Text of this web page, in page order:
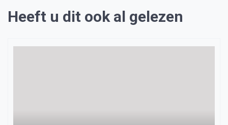
Heeft u dit ook al gelezen